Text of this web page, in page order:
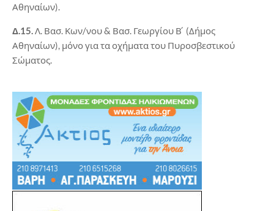
Αθηναίων).
Δ.15.Λ. Βασ. Κων/νου & Βασ. Γεωργίου Β ́ (Δήμος
Αθηναίων), μόνο για τα οχήματα του Πυροσβεστικού
Σώματος.